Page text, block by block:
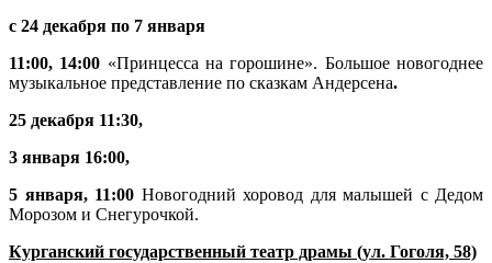
с 24 декабря по 7 января
11:00, 14:00 «Принцесса на горошине». Большое новогоднее
музыкальное представление по сказкам Андерсена.
25 декабря 11:30,
3 января 16:00,
5 января, 11:00 Новогодний хоровод для малышей с Дедом
Морозом и Снегурочкой.
Курганский государственный театр драмы (ул. Гоголя, 58)